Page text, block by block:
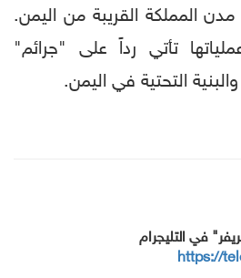
مدن المملكة القريبة من اليمن.
تأتي رداً على "جرائم"
التحتية في اليمن.
في التليجرام
https://